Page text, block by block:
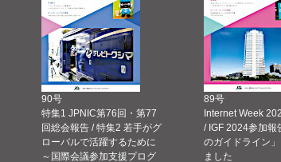
90号
特集1 JPNIC第76回・第77
回総会報告 / 特集2 若手がグ
ローバルで活躍するために
～国際会議参加支援プログ
89号
Internet Week
/ IGF 2024参加報
のガイドライン
ました